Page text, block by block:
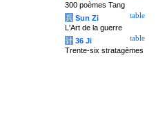
300 poèmes Tang
table
兵 Sun Zi
L'Art de la guerre
table
计 36 Ji
Trente-six stratagèmes